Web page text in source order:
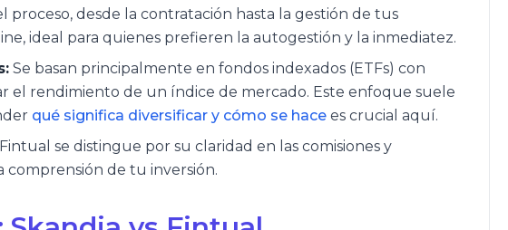
proceso, desde la contratación hasta la gestión de tus
ideal para quienes prefieren la autogestión y la inmediatez.
Se basan principalmente en fondos indexados (ETFs) con
el rendimiento de un índice de mercado. Este enfoque suele
qué significa diversificar y cómo se hace es crucial aquí.
Fintual se distingue por su claridad en las comisiones y
comprensión de tu inversión.